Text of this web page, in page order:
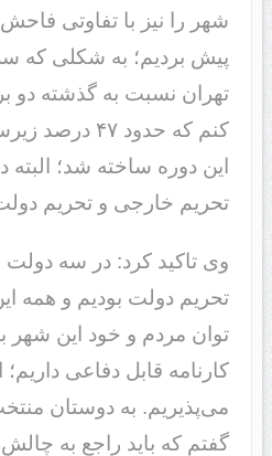
شهر را نیز با تفاوتی
پیش بردیم؛ به شکلی که
تهران نسبت به گذشته دو
کنم که حدود
این دوره ساخته شد؛
تحریم خارجی و تحریم
وی تاکید کرد: در سه دولت
تحریم دولت بودیم و همه
توان مردم و خود این شهر
کارنامه قابل دفاعی
می‌پذیریم. به دوستان
گفتم که باید راجع به